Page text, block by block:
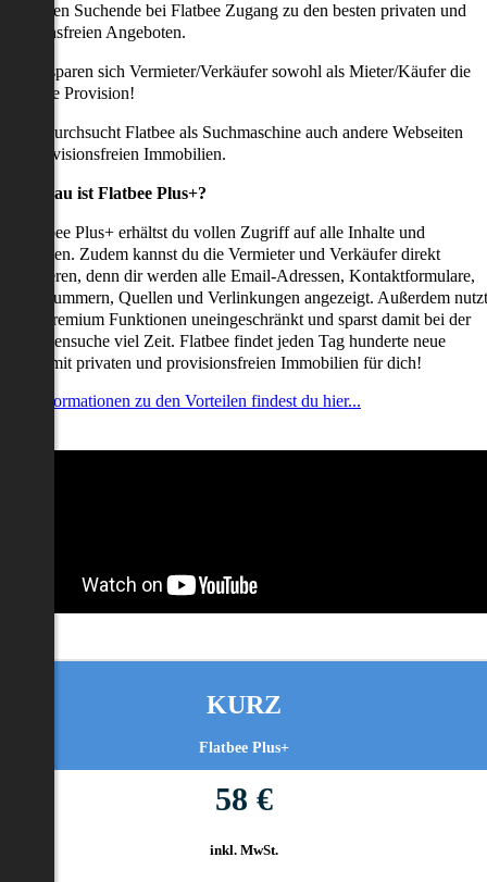
erhalten Suchende bei Flatbee Zugang zu den besten privaten und
Angeboten.
uns sparen sich Vermieter/Verkäufer sowohl als Mieter/Käufer die
Provision!
durchsucht Flatbee als Suchmaschine auch andere Webseiten
provisionsfreien Immobilien.
genau ist Flatbee Plus+?
Flatbee Plus+ erhältst du vollen Zugriff auf alle Inhalte und
Zudem kannst du die Vermieter und Verkäufer direkt
denn dir werden alle Email-Adressen, Kontaktformulare,
Quellen und Verlinkungen angezeigt. Außerdem nutzt
alle Premium Funktionen uneingeschränkt und sparst damit bei der
viel Zeit. Flatbee findet jeden Tag hunderte neue
mit privaten und provisionsfreien Immobilien für dich!
Informationen zu den Vorteilen findest du hier...
KURZ
Flatbee Plus+
58 €
inkl. MwSt.